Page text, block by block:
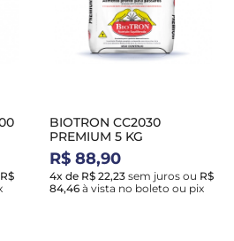
R$
BIOTRON CC2030
PREMIUM 5 KG
R$ 88,90
4x de R$ 22,23 sem juros ou R$
84,46 à vista no boleto ou pix